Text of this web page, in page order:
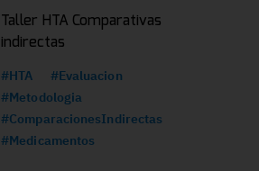
Taller HTA Comparativas
indirectas
#HTA
#Evaluacion
#Metodologia
#ComparacionesIndirectas
#Medicamentos